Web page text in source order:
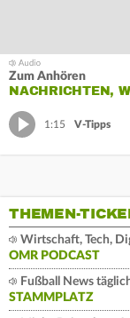
Zum Anhören
NACHRICHTEN,
1:15 V-Tipps
THEMEN-
Wirtschaft, Tech,
OMR PODCAST
Fußball News
STAMMPLATZ